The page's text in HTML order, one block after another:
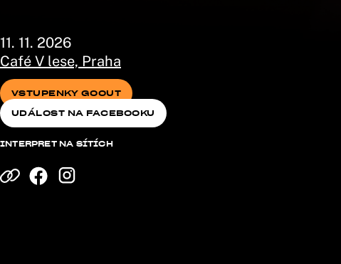
11. 11. 2026
Café V lese, Praha
VSTUPENKY GOOUT
VSTUPENKY GOOUT
UDÁLOST NA FACEBOOKU
INTERPRET NA SÍTÍCH